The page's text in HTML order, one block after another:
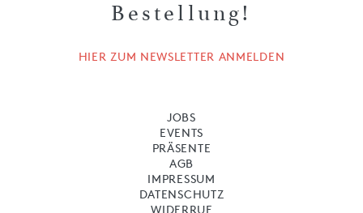
Bestellung!
HIER ZUM NEWSLETTER ANMELDEN
JOBS
EVENTS
PRÄSENTE
AGB
IMPRESSUM
DATENSCHUTZ
WIDERRUF